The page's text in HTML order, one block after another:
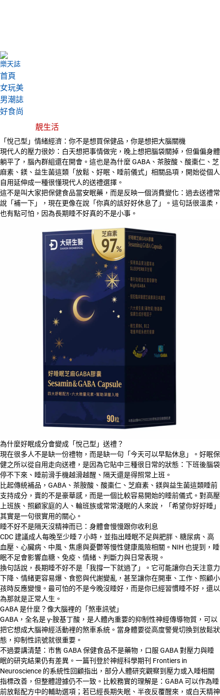
樂天誌
首頁
女玩美
男潮誌
好食尚
靚生活
「悅己型」情緒經濟：你不是想買保健品，你是想把大腦關機
現代人的壓力很妙：白天想把事情做完，晚上想把腦袋關掉，但偏偏身體
躺平了，腦內群組還在開會。這也是為什麼 GABA、茶胺酸、酸棗仁、芝
麻素、鎂、益生菌這類「放鬆、好眠、睡前儀式」相關品項，開始從個人
自用延伸成一種很懂現代人的送禮選擇。
這不是叫大家把保健食品當安眠藥，而是反映一個消費變化：過去送禮常
說「補一下」，現在更像在說「你真的該好好休息了」。這句話很溫柔，
也有點可怕，因為長期睡不好真的不是小事。
為什麼好眠成分會變成「悅己型」送禮？
現在很多人不是缺一份禮物，而是缺一句「今天可以早點休息」。好眠保
健之所以從自用走向送禮，是因為它貼中三種很日常的狀態：下班後腦袋
停不下來、睡前滑手機越滑越醒、隔天還是得照常上班。
比起傳統補品，GABA、茶胺酸、酸棗仁、芝麻素、鎂與益生菌這類睡前
支持成分，賣的不是豪華感，而是一個比較容易開始的睡前儀式。對高壓
上班族、照顧家庭的人、輪班族或常常淺眠的人來說，「希望你好好睡」
其實是一句很實用的關心。
睡不好不是隔天沒精神而已：身體會慢慢跟你收利息
CDC 建議成人每晚至少睡 7 小時，並指出睡眠不足與肥胖、糖尿病、高
血壓、心臟病、中風、焦慮與憂鬱等慢性健康風險相關。NIH 也提到，睡
眠不足會影響血糖、免疫、情緒、判斷力與日常表現。
換句話說，長期睡不好不是「我撐一下就過了」。它可能讓你白天注意力
下降、情緒更容易爆、食慾與代謝變亂，甚至讓你在開車、工作、照顧小
孩時反應變慢。最可怕的不是今晚沒睡好，而是你已經習慣睡不好，還以
為那就是正常人生。
GABA 是什麼？像大腦裡的「煞車訊號」
GABA，全名是 γ-胺基丁酸，是人體內重要的抑制性神經傳導物質，可以
把它想成大腦神經活動裡的煞車系統。當身體要從高度警覺切換到放鬆狀
態，抑制性訊號就很重要。
不過要講清楚：市售 GABA 保健食品不是藥物，口服 GABA 對壓力與睡
眠的研究結果仍有差異。一篇刊登於神經科學期刊 Frontiers in
Neuroscience 的系統性回顧指出，部分人體研究觀察到壓力或入睡相關
指標改善，但整體證據仍不一致。比較務實的理解是：GABA 可以作為睡
前放鬆配方中的輔助選項；若已經長期失眠、半夜反覆醒來，或白天精神